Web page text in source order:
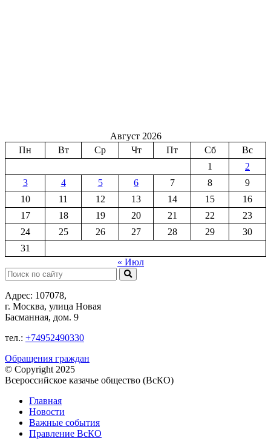
Август 2026
Пн
Вт Ср Чт Пт Сб
Вс
1
2
3
4 5 6 7 8
9
10
11 12 13 14 15
16
17
18 19 20 21 22
23
24
25 26 27 28 29
30
31
« Июл
Поиск:
Адрес: 107078,
г. Москва, улица Новая
Басманная, дом. 9
тел.: +74952490330
Обращения граждан
© Copyright 2025
Всероссийское казачье общество (ВсКО)
Главная
Новости
Важные события
Правление ВсКО